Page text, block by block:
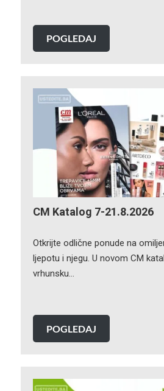
POGLEDAJ
CM Katalog 7-21.8.2026
Otkrijte odlične ponude na
ljepotu i njegu. U novom CM
vrhunsku…
POGLEDAJ